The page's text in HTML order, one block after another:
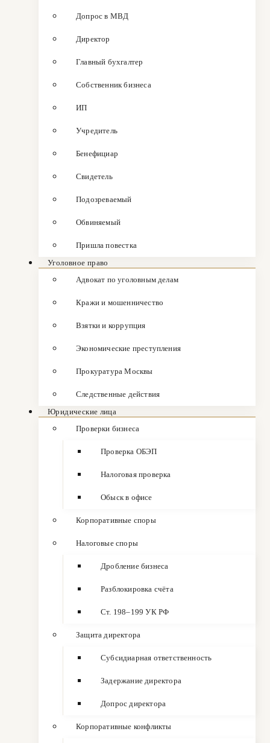
Допрос в МВД
Директор
Главный бухгалтер
Собственник бизнеса
ИП
Учредитель
Бенефициар
Свидетель
Подозреваемый
Обвиняемый
Пришла повестка
Уголовное право
Адвокат по уголовным делам
Кражи и мошенничество
Взятки и коррупция
Экономические преступления
Прокуратура Москвы
Следственные действия
Юридические лица
Проверки бизнеса
Проверка ОБЭП
Налоговая проверка
Обыск в офисе
Корпоративные споры
Налоговые споры
Дробление бизнеса
Разблокировка счёта
Ст. 198–199 УК РФ
Защита директора
Субсидиарная ответственность
Задержание директора
Допрос директора
Корпоративные конфликты